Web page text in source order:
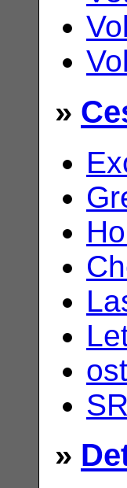
»
SR
»